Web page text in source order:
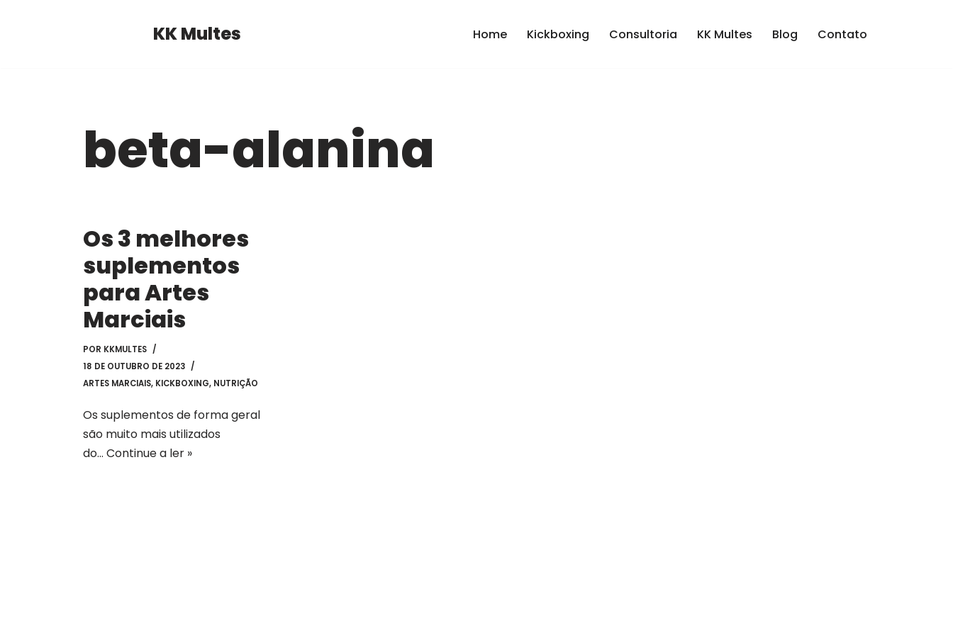
KK Multes Home Kickboxing Consultoria KK Multes Blog Contato
beta-alanina
Os 3 melhores
suplementos
para Artes
Marciais
POR KKMULTES
18 DE OUTUBRO DE 2023
ARTES MARCIAIS, KICKBOXING, NUTRIÇÃO
Os suplementos de forma geral
são muito mais utilizados
do… Continue a ler »